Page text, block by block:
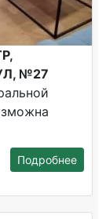
№27
Подробнее